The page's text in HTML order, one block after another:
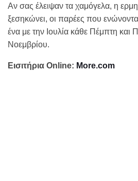
Αν σας έλειψαν τα χαμόγελα, η
ξεσηκώνει, οι παρέες που
ένα με την Ιουλία κάθε Πέμπτη
Νοεμβρίου.
Εισιτήρια Online: More.com